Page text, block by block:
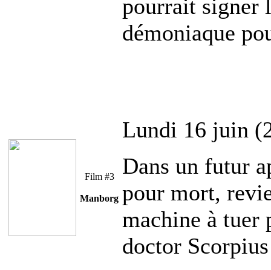
pourrait signer
démoniaque
Film #3
Manborg
Lundi 16 juin
Dans un futur
pour mort,
machine à tuer
doctor